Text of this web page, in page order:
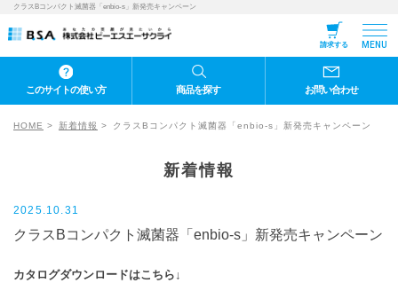
クラスBコンパクト滅菌器「enbio-s」新発売キャンペーン
請求する MENU
このサイトの使い方 商品を探す お問い合わせ
HOME 新着情報 クラスBコンパクト滅菌器「enbio-s」新発売キャンペーン
新着情報
2025.10.31
クラスBコンパクト滅菌器「enbio-s」新発売キャンペーン
カタログダウンロードはこちら↓